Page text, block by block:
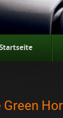
Green